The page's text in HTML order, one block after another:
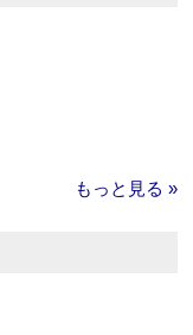
もっと見る »